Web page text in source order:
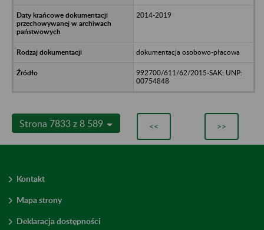
2014-2019
dokumentacja osobowo-płacowa
992700/611/62/2015-SAK; UNP:
00754848
Strona 7833 z 8 589 << >>
Kontakt
Mapa strony
Deklaracja dostępności